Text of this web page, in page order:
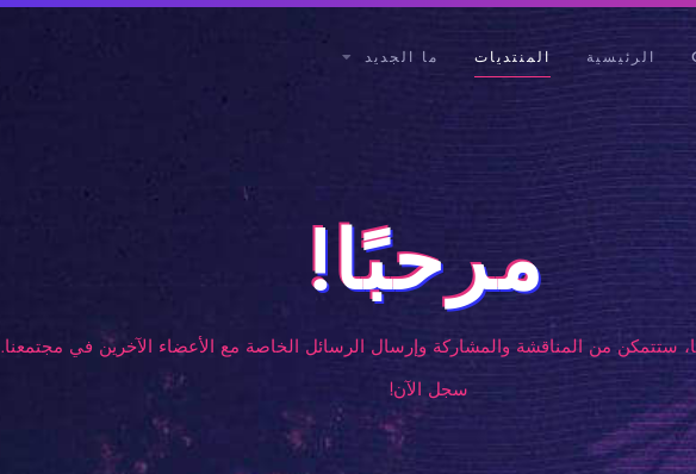
الرئيسية المنتديات ما الجديد
مرحبًا!
ستتمكن من المناقشة والمشاركة وإرسال الرسائل الخاصة مع الأعضاء الآخرين في مجتمعنا.
سجل الآن!